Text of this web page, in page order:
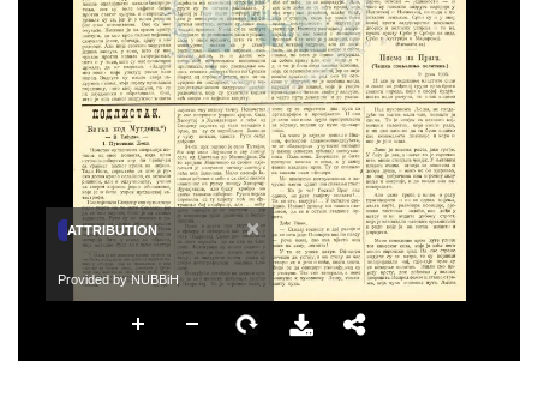
ATTRIBUTION ×
Provided by NUBBiH